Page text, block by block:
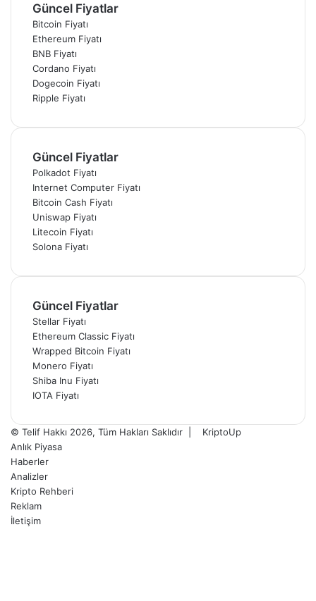
Güncel Fiyatlar
Bitcoin Fiyatı
Ethereum Fiyatı
BNB Fiyatı
Cordano Fiyatı
Dogecoin Fiyatı
Ripple Fiyatı
Güncel Fiyatlar
Polkadot Fiyatı
Internet Computer Fiyatı
Bitcoin Cash Fiyatı
Uniswap Fiyatı
Litecoin Fiyatı
Solona Fiyatı
Güncel Fiyatlar
Stellar Fiyatı
Ethereum Classic Fiyatı
Wrapped Bitcoin Fiyatı
Monero Fiyatı
Shiba Inu Fiyatı
IOTA Fiyatı
© Telif Hakkı 2026, Tüm Hakları Saklıdır |
KriptoUp
Anlık Piyasa
Haberler
Analizler
Kripto Rehberi
Reklam
İletişim